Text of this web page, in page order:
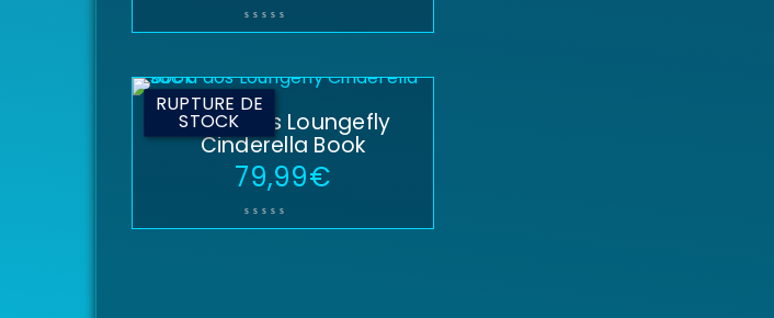
RUPTURE DE
STOCK
Sac à dos Loungefly
Cinderella Book
79,99€